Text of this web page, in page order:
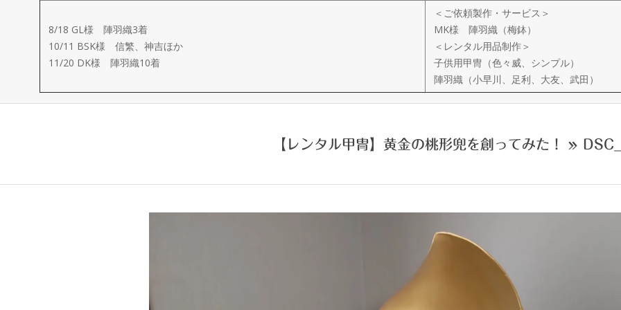
ー
メ
イ
製
8/18 GL様 陣羽織3着
10/11 BSK様 信繁、神吉ほか
11/20 DK様 陣羽織10着
＜ご依頼製作・サービス＞
MK様 陣羽織（梅鉢）
＜レンタル用品制作＞
子供用甲冑（色々威、シンプル）
陣羽織（小早川、足利、大友、武田）
【レンタル甲冑】黄金の桃形兜を創ってみた！ »